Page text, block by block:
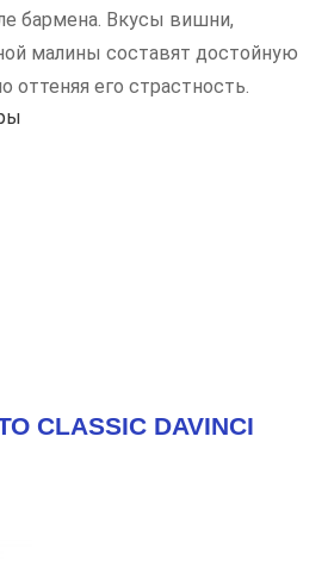
бармена. Вкусы вишни,
малины составят достойную
оттеняя его страстность.
CLASSIC DAVINCI